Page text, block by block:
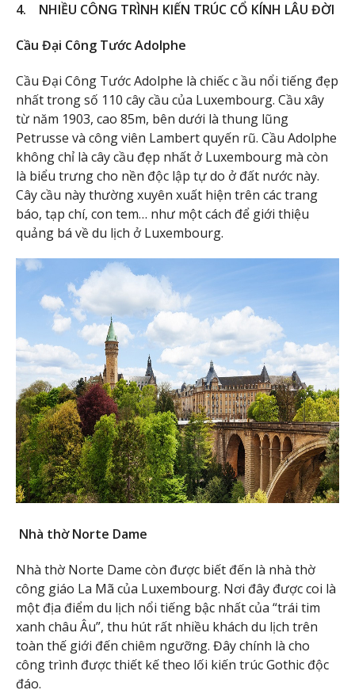
4. NHIỀU CÔNG TRÌNH KIẾN TRÚC CỔ KÍNH LÂU ĐỜI
Cầu Đại Công Tước Adolphe
Cầu Đại Công Tước Adolphe là chiếc c ầu nổi tiếng đẹp
nhất trong số 110 cây cầu của Luxembourg. Cầu xây
từ năm 1903, cao 85m, bên dưới là thung lũng
Petrusse và công viên Lambert quyến rũ. Cầu Adolphe
không chỉ là cây cầu đẹp nhất ở Luxembourg mà còn
là biểu trưng cho nền độc lập tự do ở đất nước này.
Cây cầu này thường xuyên xuất hiện trên các trang
báo, tạp chí, con tem… như một cách để giới thiệu
quảng bá về du lịch ở Luxembourg.
Nhà thờ Norte Dame
Nhà thờ Norte Dame còn được biết đến là nhà thờ
công giáo La Mã của Luxembourg. Nơi đây được coi là
một địa điểm du lịch nổi tiếng bậc nhất của “trái tim
xanh châu Âu”, thu hút rất nhiều khách du lịch trên
toàn thế giới đến chiêm ngưỡng. Đây chính là cho
công trình được thiết kế theo lối kiến trúc Gothic độc
đáo.